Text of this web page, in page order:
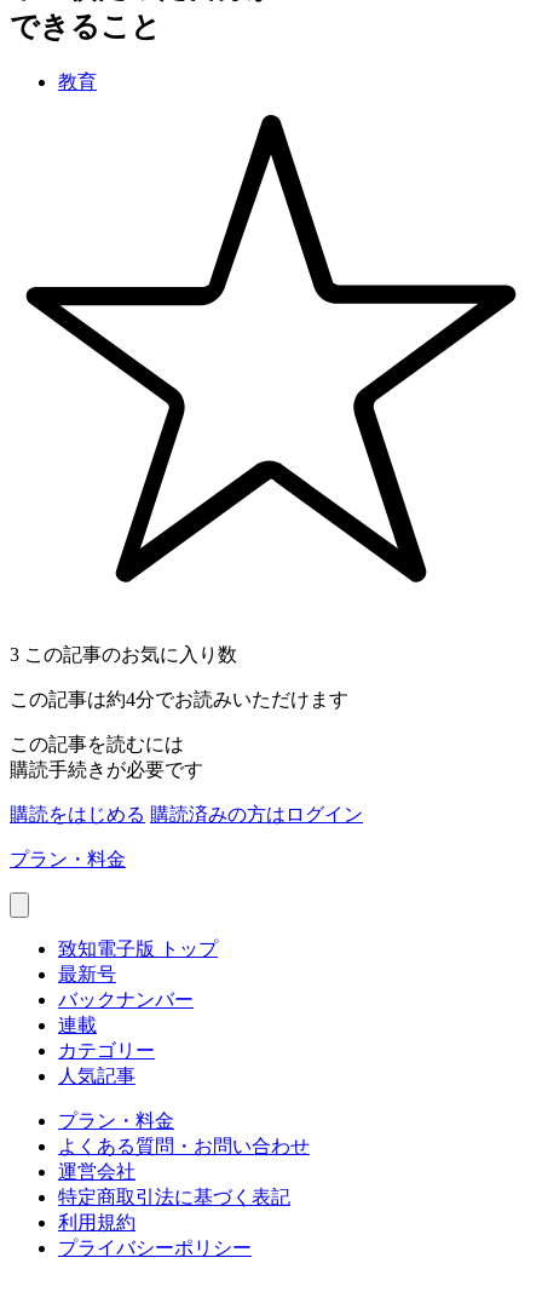
できること
教育
3 この記事のお気に入り数
この記事は約4分でお読みいただけます
この記事を読むには
購読手続きが必要です
購読をはじめる 購読済みの方はログイン
プラン・料金
致知電子版 トップ
最新号
バックナンバー
連載
カテゴリー
人気記事
プラン・料金
よくある質問・お問い合わせ
運営会社
特定商取引法に基づく表記
利用規約
プライバシーポリシー